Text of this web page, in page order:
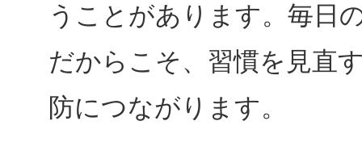
うことがあります。毎日
だからこそ、習慣を見直
防につながります。